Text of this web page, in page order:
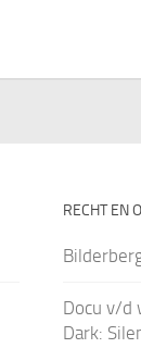
RECHT EN
Docu v/d
Dark: